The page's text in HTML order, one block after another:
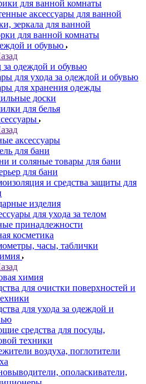
для ванной комнаты
аксессуары для ванной
зеркала для ванной
для ванной комнаты
и обувью
за одеждой и обувью
для ухода за одеждой и обувью
для хранения одежды
доски
для белья
аксессуары
для бани
и соляные товары для бани
для бани
и средства защиты для
изделия
для ухода за телом
принадлежности
косметика
часы, таблички
химия
для очистки поверхностей и
для ухода за одеждой и
средства для посуды,
техники
воздуха, поглотители
ополаскиватели,